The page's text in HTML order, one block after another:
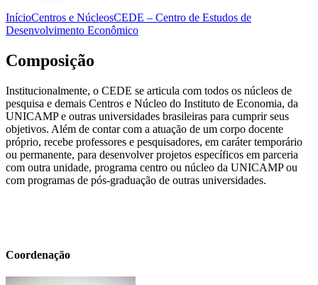
InícioCentros e NúcleosCEDE – Centro de Estudos de
Desenvolvimento Econômico
Composição
Institucionalmente, o CEDE se articula com todos os núcleos de
pesquisa e demais Centros e Núcleo do Instituto de Economia, da
UNICAMP e outras universidades brasileiras para cumprir seus
objetivos. Além de contar com a atuação de um corpo docente
próprio, recebe professores e pesquisadores, em caráter temporário
ou permanente, para desenvolver projetos específicos em parceria
com outra unidade, programa centro ou núcleo da UNICAMP ou
com programas de pós-graduação de outras universidades.
Coordenação